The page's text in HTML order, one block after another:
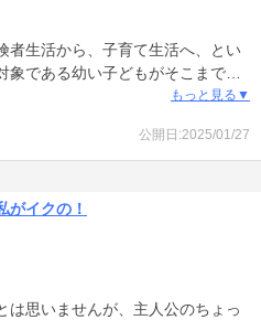
者生活から、子育て生活へ、とい
である幼い子どもがそこまで幼
こ大きい子どもを意識のない状態
あったり、子どもが元気になった
ます。
ます。
人公の中年男性のワイシャツを
し続けています。
もっと見る▼
公開日:2025/01/27
イクの！
は思いませんが、主人公のちょっ